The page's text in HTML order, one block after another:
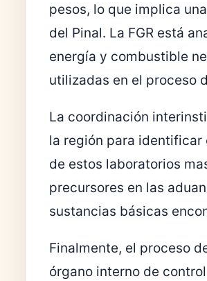
pesos, lo que implica
del Pinal. La FGR está
energía y combustible
utilizadas en el proceso
La coordinación
la región para identificar
de estos laboratorios
precursores en las
sustancias básicas
Finalmente, el proceso
órgano interno de